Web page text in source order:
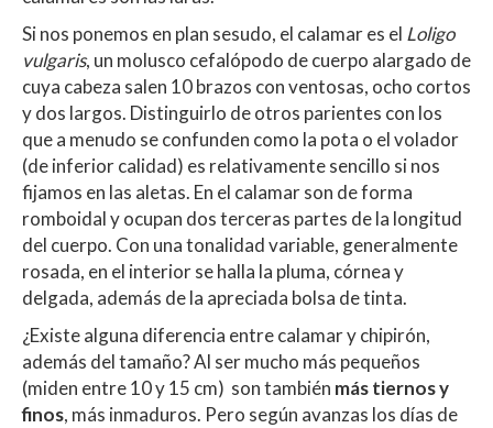
Si nos ponemos en plan sesudo, el calamar es el Loligo
vulgaris, un molusco cefalópodo de cuerpo alargado de
cuya cabeza salen 10 brazos con ventosas, ocho cortos
y dos largos. Distinguirlo de otros parientes con los
que a menudo se confunden como la pota o el volador
(de inferior calidad) es relativamente sencillo si nos
fijamos en las aletas. En el calamar son de forma
romboidal y ocupan dos terceras partes de la longitud
del cuerpo. Con una tonalidad variable, generalmente
rosada, en el interior se halla la pluma, córnea y
delgada, además de la apreciada bolsa de tinta.
¿Existe alguna diferencia entre calamar y chipirón,
además del tamaño? Al ser mucho más pequeños
(miden entre 10 y 15 cm) son también más tiernos y
finos, más inmaduros. Pero según avanzas los días de